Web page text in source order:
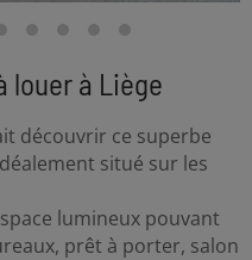
louer à Liège
découvrir ce superbe
situé sur les
lumineux pouvant
prêt à porter, salon